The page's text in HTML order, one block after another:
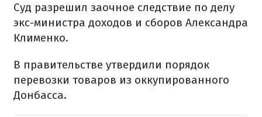
Суд разрешил заочное следствие по делу
экс-министра доходов и сборов Александра
Клименко.
В правительстве утвердили порядок
перевозки товаров из оккупированного
Донбасса.